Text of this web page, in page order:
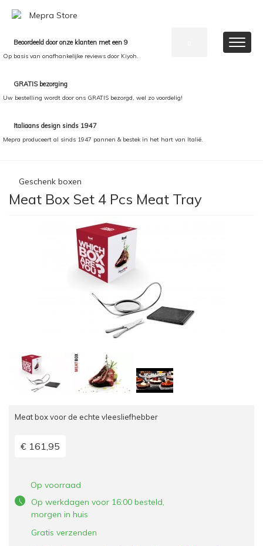
Beoordeeld door onze klanten met een 9
Op basis van onafhankelijke reviews door Kiyoh.
GRATIS bezorging
Uw bestelling wordt door ons GRATIS bezorgd, wel zo voordelig!
Italiaans design sinds 1947
Mepra produceert al sinds 1947 pannen & bestek in het hart van Italië.
Geschenk boxen
Meat Box Set 4 Pcs Meat Tray
Meat box voor de echte vleesliefhebber
€ 161,95
Op voorraad
Op werkdagen voor 16:00 besteld,
morgen in huis
Gratis verzenden